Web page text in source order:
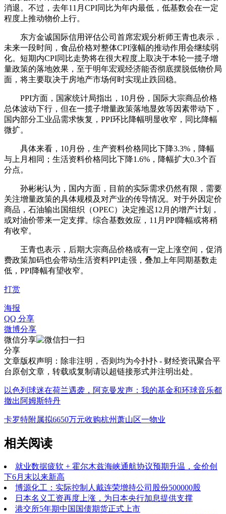
消退。不过，去年11月CPI同比为年内最低，低基数会在一定
程度上推动物价上行。
东方金诚国际信用评估公司首席宏观分析师王青也表示，
未来一段时间，食品价格对整体CPI涨幅的推动作用会继续弱
化。短期内CPI同比走势将在很大程度上取决于本轮一揽子增
量政策的落地效果，至于明年宏观经济能否彻底摆脱低物价局
面，将主要取决于房地产市场何时实现止跌回稳。
PPI方面，国家统计局指出，10月份，国际大宗商品价格
总体波动下行，但在一揽子增量政策落地显效等因素带动下，
国内部分工业品需求恢复，PPI环比降幅明显收窄，同比降幅
微扩。
具体来看，10月份，生产资料价格同比下降3.3%，降幅
与上月相同；生活资料价格同比下降1.6%，降幅扩大0.3个百
分点。
孙彬彬认为，国内方面，目前的实际需求仍然有限，需要
关注增量政策的具体规模及对产业的传导情况。对于外因定价
商品，石油输出国组织（OPEC）决定推迟12月的增产计划，
或对油价带来一定支撑。综合基数效应，11月PPI降幅或将稍
有收窄。
王青也表示，后期大宗商品价格或有一定上涨空间，促消
费政策加码也会带动生活资料PPI走强，叠加上年同期基数走
低，PPI降幅有望收窄。
打赏
海报
QQ 分享
微博分享
微信分享
分享
文章版权声明：除非注明，否则均为今扑扑 - 财经资讯聚合平
台 原创文章，转载或复制请以超链接形式并注明出处。
以色列球迷在荷兰遇袭，阿克曼发声：我的基金和环球音乐都
撤出阿姆斯特丹
卡罗特附属拟6650万元收购杭州萧山区一物业
相关阅读
就业数据疲软 + 霍尔木兹海峡通航协议预期升温，金价创
下6月末以来新高
博源化工：实际控制人戴连荣增持公司股份500000股
日本名义工资再度上涨，为日本央行加息提供支撑
港交所5年期中国国债期货正式上市